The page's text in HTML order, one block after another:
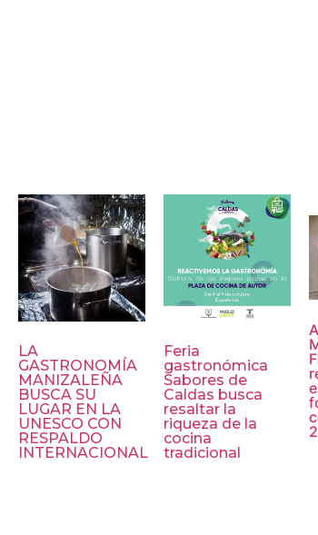
LA
GASTRONOMÍA
MANIZALEÑA
BUSCA SU
LUGAR EN LA
UNESCO CON
RESPALDO
INTERNACIONAL
Feria
gastronómica
Sabores de
Caldas busca
resaltar la
riqueza de la
cocina
tradicional